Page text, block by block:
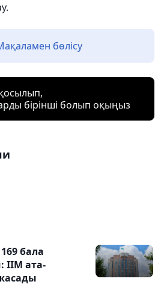
бөлісу
бірінші болып оқыңыз
бала
ІІМ ата-